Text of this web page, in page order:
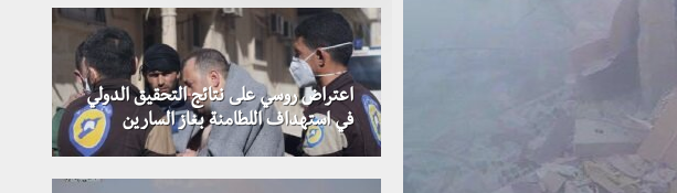
اعتراض روسي على نتائج التحقيق الدولي
في استهداف اللطامنة بغاز السارين